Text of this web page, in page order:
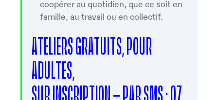
coopérer au quotidien, que ce soit en
famille, au travail ou en collectif.
ATELIERS GRATUITS, POUR
ADULTES,
SUR INSCRIPTION – PAR SMS : 07